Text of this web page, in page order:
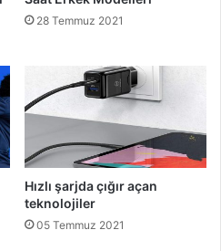
28 Temmuz 2021
Hızlı şarjda çığır açan
teknolojiler
05 Temmuz 2021